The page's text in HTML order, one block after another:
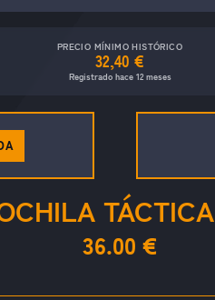
PRECIO MÍNIMO HISTÓRICO
32,40 €
Registrado hace 12 meses
36.00 €